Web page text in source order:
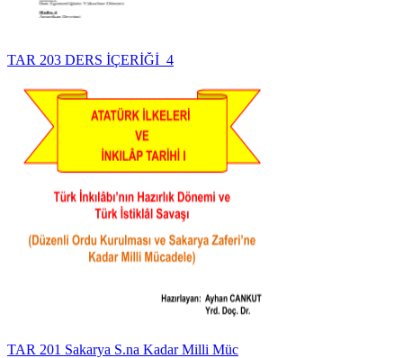
TAR 203 DERS İÇERİĞİ_4
TAR 201 Sakarya S.na Kadar Milli Müc